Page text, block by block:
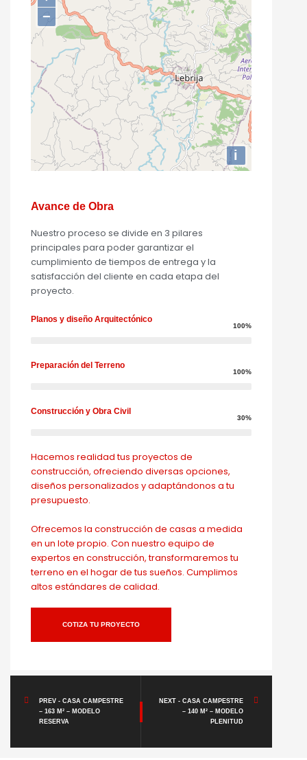
−
i
Avance de Obra
Nuestro proceso se divide en 3 pilares
principales para poder garantizar el
cumplimiento de tiempos de entrega y la
satisfacción del cliente en cada etapa del
proyecto.
Planos y diseño Arquitectónico
100%
Preparación del Terreno
100%
Construcción y Obra Civil
30%
Hacemos realidad tus proyectos de
construcción, ofreciendo diversas opciones,
diseños personalizados y adaptándonos a tu
presupuesto.
Ofrecemos la construcción de casas a medida
en un lote propio. Con nuestro equipo de
expertos en construcción, transformaremos tu
terreno en el hogar de tus sueños. Cumplimos
altos estándares de calidad.
COTIZA TU PROYECTO
PREV - CASA CAMPESTRE
– 163 M² – MODELO
RESERVA
NEXT - CASA CAMPESTRE
– 140 M² – MODELO
PLENITUD